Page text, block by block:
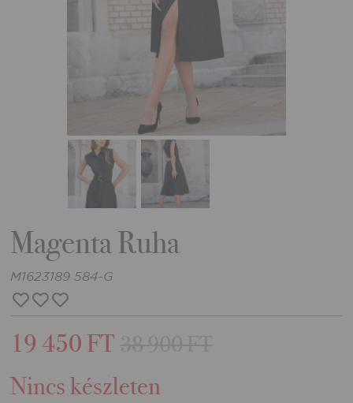
Magenta Ruha
M1623189 584-G
19 450 FT
Nincs készleten